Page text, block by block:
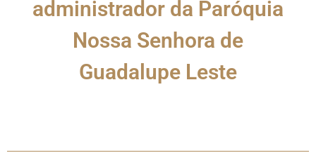
administrador da Paróquia
Nossa Senhora de
Guadalupe Leste